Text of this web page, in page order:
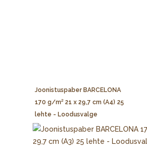
Joonistuspaber BARCELONA
170 g/m² 21 x 29,7 cm (A4) 25
lehte - Loodusvalge